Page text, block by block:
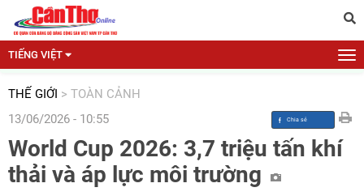
TIẾNG VIỆT
THẾ GIỚI > TOÀN CẢNH
13/06/2026 - 10:55
World Cup 2026: 3,7 triệu tấn khí
thải và áp lực môi trường